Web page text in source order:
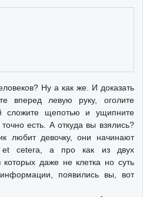
Ну а как же. И доказать
вперед левую руку, оголите
сложите щепотью и ущипните
есть. А откуда вы взялись?
любит девочку, они начинают
et cetera, а про как из двух
которых даже не клетка но суть
появились вы, вот